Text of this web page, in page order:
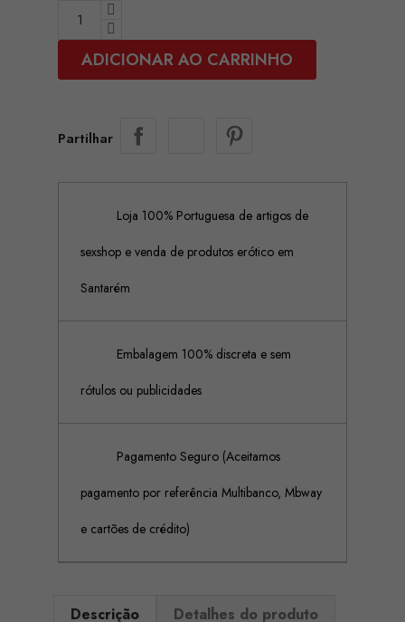
ADICIONAR AO CARRINHO
Partilhar
Loja 100% Portuguesa de artigos de
sexshop e venda de produtos erótico em
Santarém
Embalagem 100% discreta e sem
rótulos ou publicidades
Pagamento Seguro (Aceitamos
pagamento por referência Multibanco, Mbway
e cartões de crédito)
Descrição Detalhes do produto